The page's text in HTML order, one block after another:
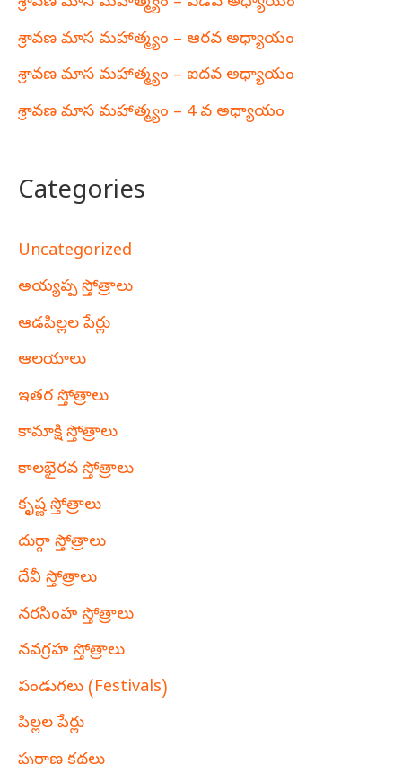
శ్రావణ మాస మహాత్మ్యం – ఆరవ అధ్యాయం
శ్రావణ మాస మహాత్మ్యం – ఐదవ అధ్యాయం
శ్రావణ మాస మహాత్మ్యం – 4 వ అధ్యాయం
Categories
Uncategorized
అయ్యప్ప స్తోత్రాలు
ఆడపిల్లల పేర్లు
ఆలయాలు
ఇతర స్తోత్రాలు
కామాక్షి స్తోత్రాలు
కాలభైరవ స్తోత్రాలు
కృష్ణ స్తోత్రాలు
దుర్గా స్తోత్రాలు
దేవీ స్తోత్రాలు
నరసింహ స్తోత్రాలు
నవగ్రహ స్తోత్రాలు
పండుగలు (Festivals)
పిల్లల పేర్లు